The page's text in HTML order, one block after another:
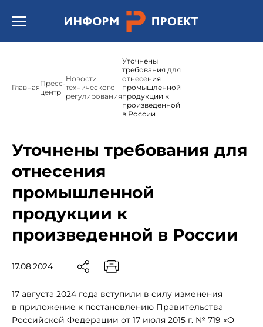
Открыть бургер меню.
ГлавнаяПресс-
центр
Новости
технического
регулирования
Уточнены
требования для
отнесения
промышленной
продукции к
произведенной
в России
Уточнены требования для
отнесения
промышленной
продукции к
произведенной в России
17.08.2024
17 августа 2024 года вступили в силу изменения
в приложение к постановлению Правительства
Российской Федерации от 17 июля 2015 г. № 719 «О